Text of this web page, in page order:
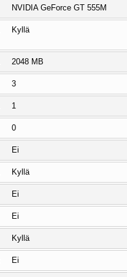
NVIDIA GeForce GT 555M
Kyllä
2048 MB
3
1
0
Ei
Kyllä
Ei
Ei
Kyllä
Ei